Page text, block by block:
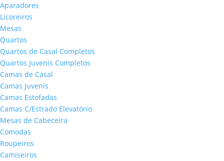
Aparadores
Licoreiros
Mesas
Quartos
Quartos de Casal Completos
Quartos Juvenis Completos
Camas de Casal
Camas Juvenis
Camas Estofadas
Camas C/Estrado Elevatório
Mesas de Cabeceira
Cómodas
Roupeiros
Camiseiros